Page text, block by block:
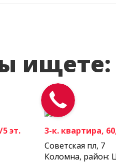
ищете:
эт.
3-к. квартира,
Советская пл, 7
Коломна, район: